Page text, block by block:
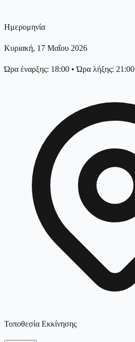
Ημερομηνία
Κυριακή, 17 Μαΐου 2026
Ώρα έναρξης: 18:00 •Ώρα λήξης: 21:00
Τοποθεσία Εκκίνησης